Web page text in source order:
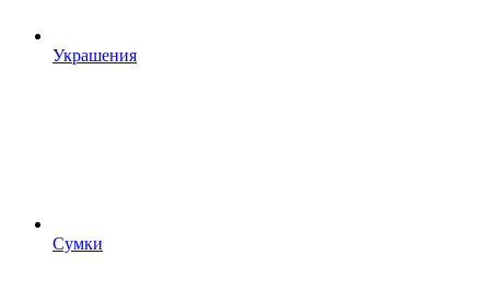
Украшения
Сумки